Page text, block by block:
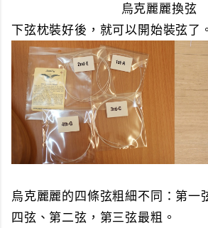
烏克麗麗換弦
下弦枕裝好後，就可以開始裝弦了。
烏克麗麗的四條弦粗細不同：第一
四弦、第二弦，第三弦最粗。